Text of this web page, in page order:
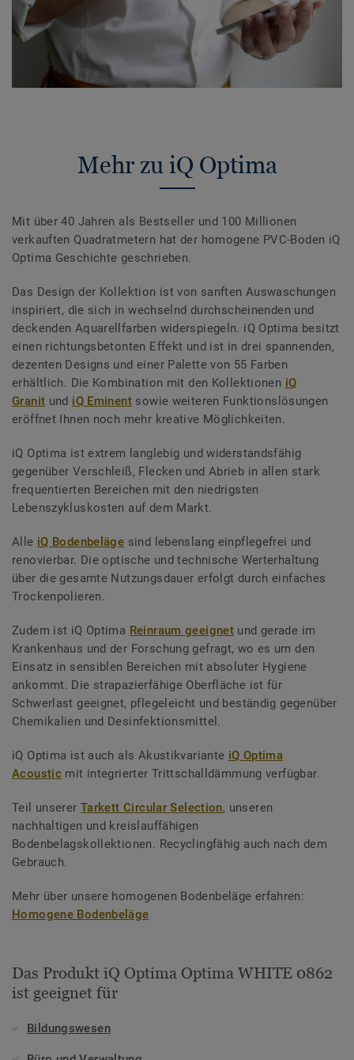
Mehr zu iQ Optima
Mit über 40 Jahren als Bestseller und 100 Millionen
verkauften Quadratmetern hat der homogene PVC-Boden iQ
Optima Geschichte geschrieben.
Das Design der Kollektion ist von sanften Auswaschungen
inspiriert, die sich in wechselnd durchscheinenden und
deckenden Aquarellfarben widerspiegeln. iQ Optima besitzt
einen richtungsbetonten Effekt und ist in drei spannenden,
dezenten Designs und einer Palette von 55 Farben
erhältlich. Die Kombination mit den Kollektionen iQ
Granit und iQ Eminent sowie weiteren Funktionslösungen
eröffnet Ihnen noch mehr kreative Möglichkeiten.
iQ Optima ist extrem langlebig und widerstandsfähig
gegenüber Verschleiß, Flecken und Abrieb in allen stark
frequentierten Bereichen mit den niedrigsten
Lebenszykluskosten auf dem Markt.
Alle iQ Bodenbeläge sind lebenslang einpflegefrei und
renovierbar. Die optische und technische Werterhaltung
über die gesamte Nutzungsdauer erfolgt durch einfaches
Trockenpolieren.
Zudem ist iQ Optima Reinraum geeignet und gerade im
Krankenhaus und der Forschung gefragt, wo es um den
Einsatz in sensiblen Bereichen mit absoluter Hygiene
ankommt. Die strapazierfähige Oberfläche ist für
Schwerlast geeignet, pflegeleicht und beständig gegenüber
Chemikalien und Desinfektionsmittel.
iQ Optima ist auch als Akustikvariante iQ Optima
Acoustic mit integrierter Trittschalldämmung verfügbar.
Teil unserer Tarkett Circular Selection, unseren
nachhaltigen und kreislauffähigen
Bodenbelagskollektionen. Recyclingfähig auch nach dem
Gebrauch.
Mehr über unsere homogenen Bodenbeläge erfahren:
Homogene Bodenbeläge
Das Produkt iQ Optima Optima WHITE 0862
ist geeignet für
Bildungswesen